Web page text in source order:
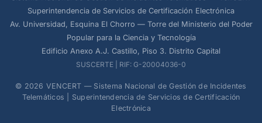
Superintendencia de Servicios de Certificación Electrónica
Av. Universidad, Esquina El Chorro — Torre del Ministerio del Poder
Popular para la Ciencia y Tecnología
Edificio Anexo A.J. Castillo, Piso 3. Distrito Capital
SUSCERTE | RIF: G-20004036-0
© 2026 VENCERT — Sistema Nacional de Gestión de Incidentes
Telemáticos | Superintendencia de Servicios de Certificación
Electrónica